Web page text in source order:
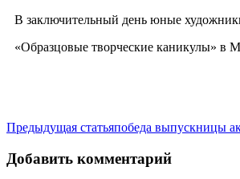
В заключительный день юные
«Образцовые творческие каникулы» в
Предыдущая статьяпобеда выпускницы
Добавить комментарий